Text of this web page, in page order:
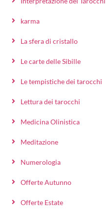
karma
La sfera di cristallo
Le carte delle Sibille
Le tempistiche dei tarocchi
Lettura dei tarocchi
Medicina Olinistica
Meditazione
Numerologia
Offerte Autunno
Offerte Estate